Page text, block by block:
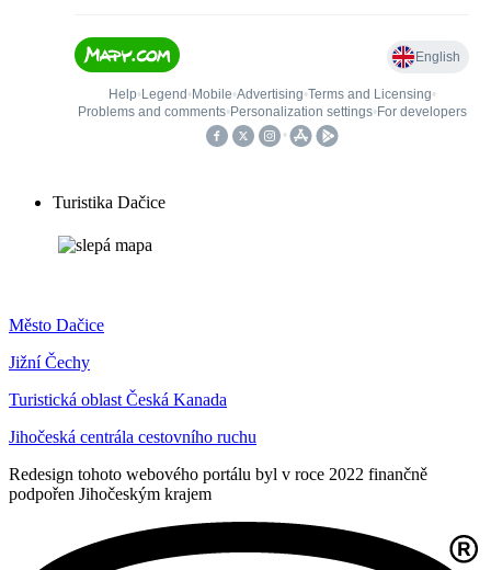
Turistika Dačice
Město Dačice
Jižní Čechy
Turistická oblast Česká Kanada
Jihočeská centrála cestovního ruchu
Redesign tohoto webového portálu byl v roce 2022 finančně
podpořen Jihočeským krajem